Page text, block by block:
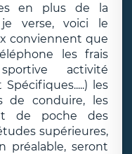
en plus de la
verse, voici le
conviennent que
les frais
activité
les
de conduire, les
de poche des
supérieures,
préalable, seront